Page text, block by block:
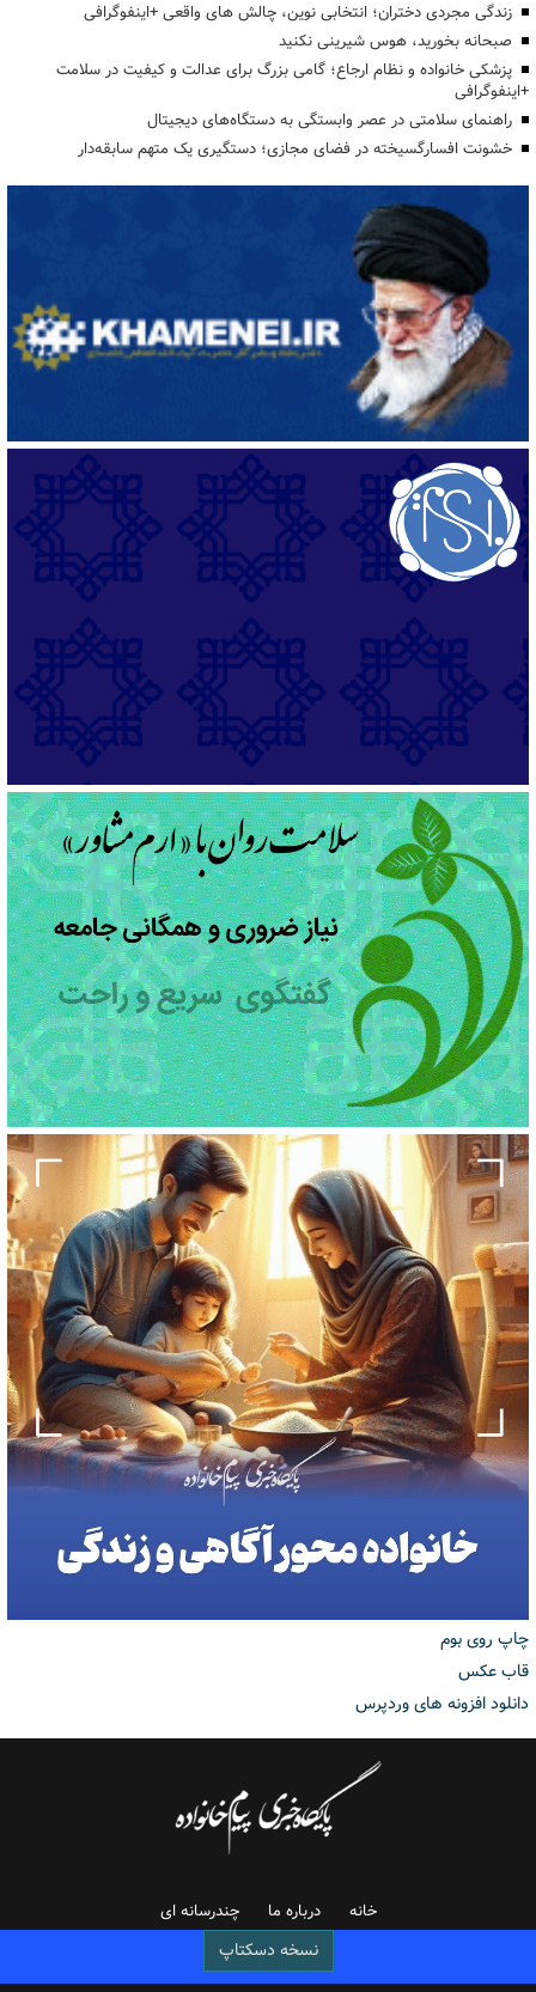
زندگی مجردی دختران؛ انتخابی نوین، چالش های واقعی +اینفوگرافی
صبحانه بخورید، هوس شیرینی نکنید
پزشکی خانواده و نظام ارجاع؛ گامی بزرگ برای عدالت و کیفیت در سلامت
+اینفوگرافی
راهنمای سلامتی در عصر وابستگی به دستگاه‌های دیجیتال
خشونت افسارگسیخته در فضای مجازی؛ دستگیری یک متهم سابقه‌دار
چاپ روی بوم
قاب عکس
دانلود افزونه های وردپرس
خانه درباره ما چندرسانه ای
نسخه دسکتاپ